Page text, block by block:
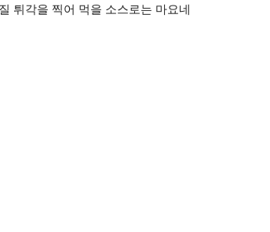
튀각을 찍어 먹을 소스로는 마요네